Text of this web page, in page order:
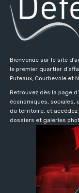
Bienvenue sur le site
le premier quartier
Puteaux, Courbevoie et
Retrouvez dès la page
économiques, sociales,
du territoire, et accédez
dossiers et galeries